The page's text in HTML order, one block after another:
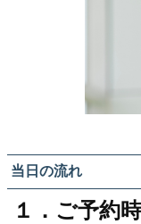
当日の流れ
１．ご予約